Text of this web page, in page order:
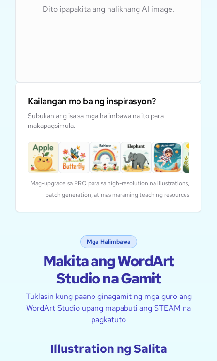
Dito ipapakita ang nalikhang AI image.
Kailangan mo ba ng inspirasyon?
Subukan ang isa sa mga halimbawa na ito para
makapagsimula.
Mag-upgrade sa PRO para sa high-resolution na illustrations,
batch generation, at mas maraming teaching resources
Mga Halimbawa
Makita ang WordArt
Studio na Gamit
Tuklasin kung paano ginagamit ng mga guro ang
WordArt Studio upang mapabuti ang STEAM na
pagkatuto
Illustration ng Salita